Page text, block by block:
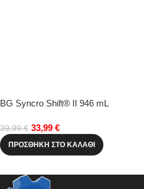
BG Syncro Shift® II 946 mL
39,99€ 33,99 €
ΠΡΟΣΘΉΚΗ ΣΤΟ ΚΑΛΆΘΙ